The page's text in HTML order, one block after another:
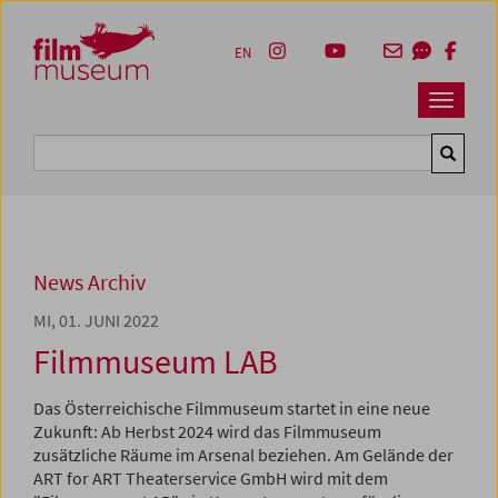
Zum Inhalt
Zum Hauptmenü
Zur Servicenavigation
Zum Suche
Navbar
EN
News Archiv
MI, 01. JUNI 2022
Filmmuseum LAB
Das Österreichische Filmmuseum startet in eine neue
Zukunft: Ab Herbst 2024 wird das Filmmuseum
zusätzliche Räume im Arsenal beziehen. Am Gelände der
ART for ART Theaterservice GmbH wird mit dem